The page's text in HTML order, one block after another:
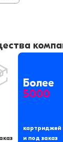
Более
5000
картриджей
и под заказ